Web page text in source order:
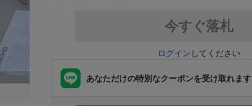
今すぐ落札
ログイン してください
あなただけの特別なクーポンを受け取れます